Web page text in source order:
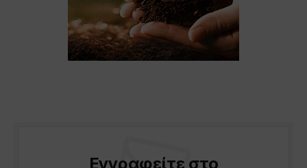
Εγγραφείτε στο